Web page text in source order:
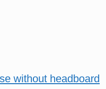
without headboard